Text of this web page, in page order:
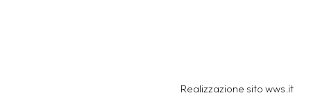
Realizzazione sito wws.it